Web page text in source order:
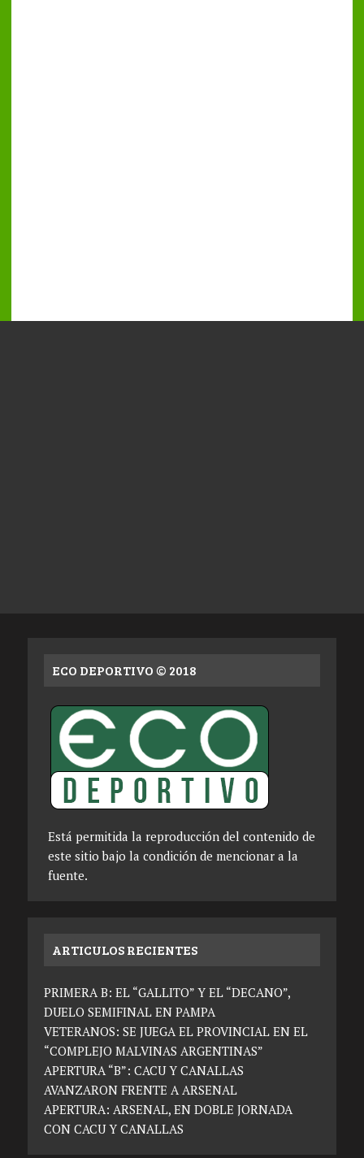
ECO DEPORTIVO © 2018
Está permitida la reproducción del contenido de
este sitio bajo la condición de mencionar a la
fuente.
ARTICULOS RECIENTES
PRIMERA B: EL “GALLITO” Y EL “DECANO”,
DUELO SEMIFINAL EN PAMPA
VETERANOS: SE JUEGA EL PROVINCIAL EN EL
“COMPLEJO MALVINAS ARGENTINAS”
APERTURA “B”: CACU Y CANALLAS
AVANZARON FRENTE A ARSENAL
APERTURA: ARSENAL, EN DOBLE JORNADA
CON CACU Y CANALLAS